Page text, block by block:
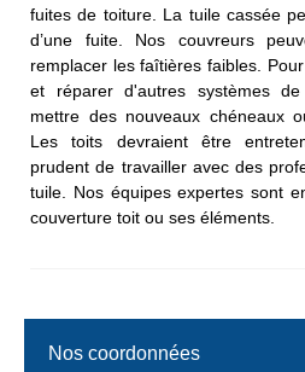
fuites de toiture. La tuile cassée
d’une fuite. Nos couvreurs
remplacer les faîtières faibles. Pour
et réparer d'autres systèmes
mettre des nouveaux chéneaux
Les toits devraient être
prudent de travailler avec des
tuile. Nos équipes expertes sont
couverture toit ou ses éléments.
Nos coordonnées